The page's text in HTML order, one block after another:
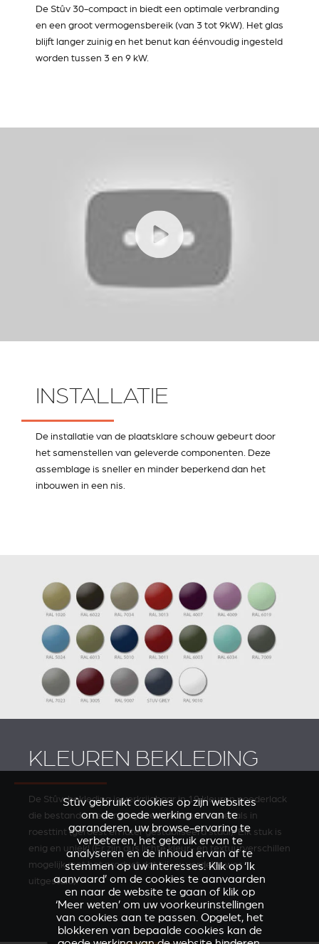
De Stûv 30-compact in biedt een optimale verbranding
en een groot vermogensbereik (van 3 tot 9kW). Het glas
blijft langer zuinig en het benut kan éénvoudig ingesteld
worden tussen 3 en 9 kW.
INSTALLATIE
De installatie van de plaatsklare schouw gebeurt door
het samenstellen van geleverde componenten. Deze
assemblage is sneller en minder beperkend dan het
inbouwen in een nis.
KLEUREN BEKLEDING
De Stûv-bekleding is verkrijgbaar in 19 kleuren poederlack
die bestand is tegen hoge temperaturen, evenals in
roesttint (geroest en later gestabliseerd staal). Elk stuk is
enig en uniek! (Er zijn dus lichte kleur- en textuurverschillen
mogelijk met het product dat bij uw verde­ler was
uitgestald).
Stûv gebruikt cookies op zijn websites
om de goede werking ervan te
garanderen, uw browse-ervaring te
verbeteren, het gebruik ervan te
analyseren en de inhoud ervan af te
stemmen op uw interesses. Klik op ‘Ik
aanvaard’ om de cookies te aanvaarden
en naar de website te gaan of klik op
‘Meer weten’ om uw voorkeurinstellingen
van cookies aan te passen. Opgelet, het
blokkeren van bepaalde cookies kan de